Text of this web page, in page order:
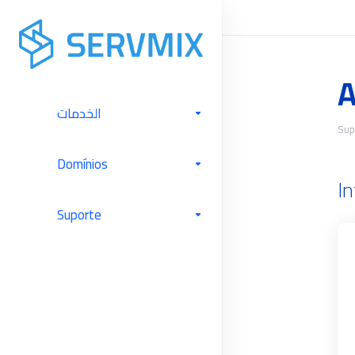
الخدمات
Domínios
Suporte